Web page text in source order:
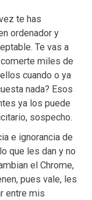
te has
ordenador y
Te vas a
miles de
cuando o ya
nada? Esos
ya los puede
sospecho.
e ignorancia de
que les dan y no
el Chrome,
pues vale, les
entre mis